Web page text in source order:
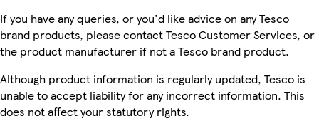
If you have any queries, or you'd like advice on any Tesco
brand products, please contact Tesco Customer Services, or
the product manufacturer if not a Tesco brand product.
Although product information is regularly updated, Tesco is
unable to accept liability for any incorrect information. This
does not affect your statutory rights.